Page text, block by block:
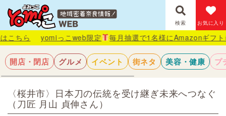
検索 お気に入り
web限定 毎月抽選で1名様にAmazonギフト券が当たる 詳し
開店・閉店 グルメ イベント 街ネタ 美容・健康 プ
〈桜井市〉日本刀の伝統を受け継ぎ未来へつなぐ
（刀匠 月山 貞伸さん）